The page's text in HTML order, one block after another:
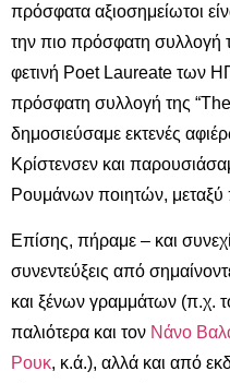
πρόσφατα αξιοσημείωτοι
την πιο πρόσφατη συλλογή
φετινή Poet Laureate των
πρόσφατη συλλογή της
δημοσιεύσαμε εκτενές
Κρίστενσεν και
Ρουμάνων ποιητών,
Επίσης, πήραμε – και
συνεντεύξεις από
και ξένων γραμμάτων (π.χ.
παλιότερα και τον Νάνο
Ρουκ, κ.ά.), αλλά και από